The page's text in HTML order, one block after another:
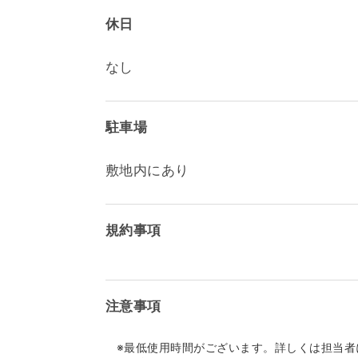
休日
なし
駐車場
敷地内にあり
規約事項
注意事項
※最低使用時間がございます。詳しくは担当者